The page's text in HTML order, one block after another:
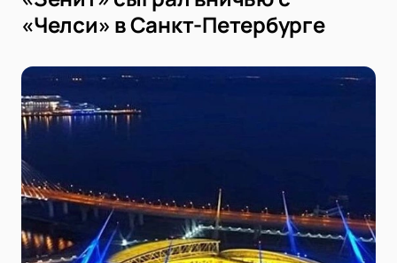
«Челси» в Санкт-Петербурге